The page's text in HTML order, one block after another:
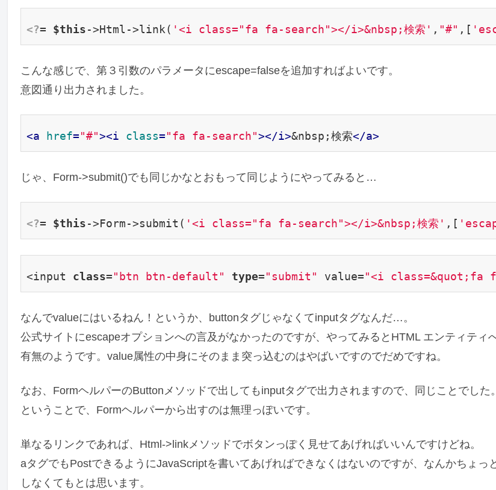
<?= $this->Html->link( '<i class="fa fa-search"></i>&nbsp;検索' , "#" ,[
こんな感じで、第３引数のパラメータにescape=falseを追加すればよいです。
意図通り出力されました。
<a href="#"><i class="fa fa-search"></i>&nbsp;検索</a>
じゃ、Form->submit()でも同じかなとおもって同じようにやってみると…
<?= $this->Form->submit( '<i class="fa fa-search"></i>&nbsp;検索' ,[
<input class="btn btn-default" type="submit" value="<i class=&quot;fa
なんでvalueにはいるねん！というか、buttonタグじゃなくてinputタグなんだ…。
公式サイトにescapeオプションへの言及がなかったのですが、やってみるとHTML エンティティ
有無のようです。value属性の中身にそのまま突っ込むのはやばいですのでだめですね。
なお、FormヘルパーのButtonメソッドで出してもinputタグで出力されますので、同じことでした。
ということで、Formヘルパーから出すのは無理っぽいです。
単なるリンクであれば、Html->linkメソッドでボタンっぽく見せてあげればいいんですけどね。
aタグでもPostできるようにJavaScriptを書いてあげればできなくはないのですが、なんかちょっ
しなくてもとは思います。